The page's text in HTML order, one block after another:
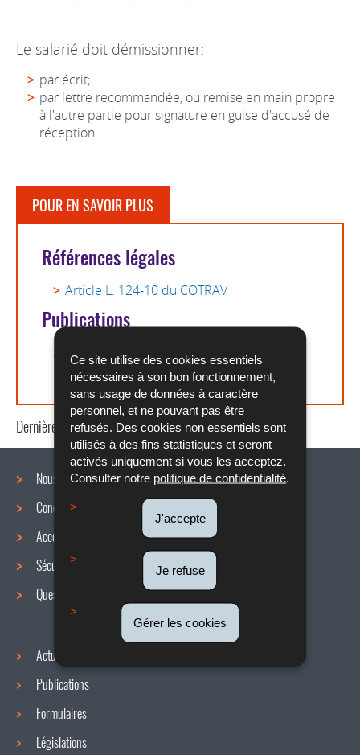
Ce site utilise des cookies essentiels
nécessaires à son bon fonctionnement,
sans usage de données à caractère
personnel, et ne pouvant pas être
refusés. Des cookies non essentiels sont
utilisés à des fins statistiques et seront
activés uniquement si vous les acceptez.
Consulter notre politique de confidentialité.
J'accepte
Je refuse
Gérer les cookies
Le salarié doit démissionner:
par écrit;
par lettre recommandée, ou remise en main propre
à l'autre partie pour signature en guise d'accusé de
réception.
POUR EN SAVOIR PLUS
Références légales
Article L. 124-10 du COTRAV
Publications
Modèle de lettre de démission avec effet
immédiat
Dernière mise à jour28/07/2020
Menu
de
navigation
Nous connaître
Conditions de travail
Accords collectifs
Sécurité / Santé au travail
Questions / réponses
Actualités
Publications
Formulaires
Législations